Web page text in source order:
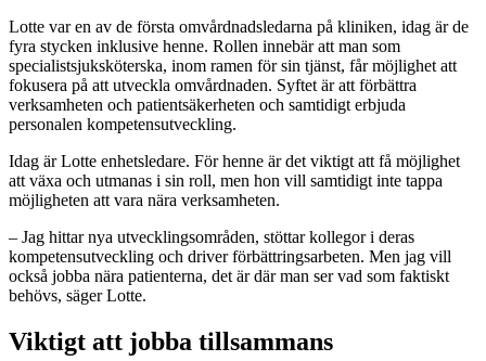
Lotte var en av de första omvårdnadsledarna på kliniken, idag är de
fyra stycken inklusive henne. Rollen innebär att man som
specialistsjuksköterska, inom ramen för sin tjänst, får möjlighet att
fokusera på att utveckla omvårdnaden. Syftet är att förbättra
verksamheten och patientsäkerheten och samtidigt erbjuda
personalen kompetensutveckling.
Idag är Lotte enhetsledare. För henne är det viktigt att få möjlighet
att växa och utmanas i sin roll, men hon vill samtidigt inte tappa
möjligheten att vara nära verksamheten.
– Jag hittar nya utvecklingsområden, stöttar kollegor i deras
kompetensutveckling och driver förbättringsarbeten. Men jag vill
också jobba nära patienterna, det är där man ser vad som faktiskt
behövs, säger Lotte.
Viktigt att jobba tillsammans